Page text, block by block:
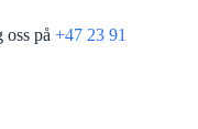
oss på +47 23 91